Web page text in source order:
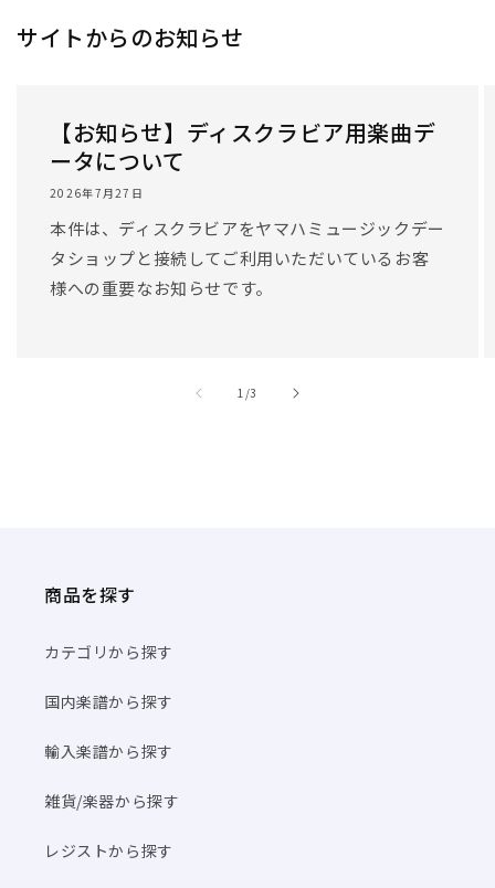
商品を探す
カテゴリから探す
国内楽譜から探す
輸入楽譜から探す
雑貨/楽器から探す
レジストから探す